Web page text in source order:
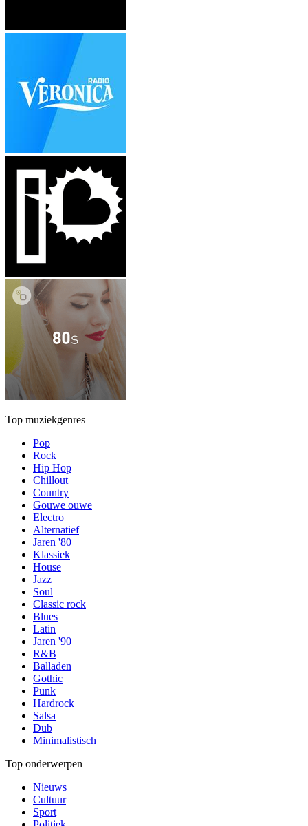
Top muziekgenres
Pop
Rock
Hip Hop
Chillout
Country
Gouwe ouwe
Electro
Alternatief
Jaren '80
Klassiek
House
Jazz
Soul
Classic rock
Blues
Latin
Jaren '90
R&B
Balladen
Gothic
Punk
Hardrock
Salsa
Dub
Minimalistisch
Top onderwerpen
Nieuws
Cultuur
Sport